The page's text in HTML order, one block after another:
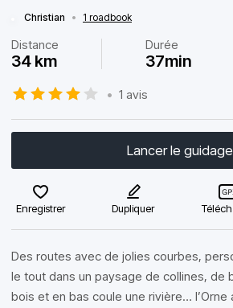
Christian • 1 roadbook
Distance
34 km
Durée
37min
• 1 avis
Lancer le guidage
Enregistrer Dupliquer
Des routes avec de jolies courbes,
le tout dans un paysage de collines, de
bois et en bas coule une rivière…